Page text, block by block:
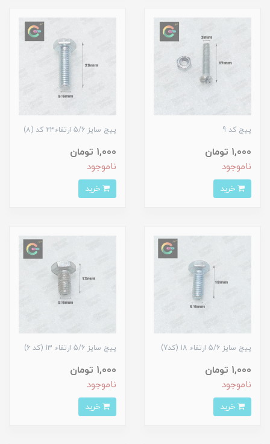
پیچ کد 9
1,000 تومان
ناموجود
پیچ سایز 5/6 ارتفاء23 کد (8)
1,000 تومان
ناموجود
پیچ سایز 5/6 ارتفاء 18 (کد7)
1,000 تومان
ناموجود
پیچ سایز 5/6 ارتفاء 13 (کد 6)
1,000 تومان
ناموجود